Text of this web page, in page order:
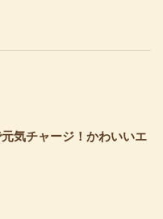
気チャージ！かわいいエ